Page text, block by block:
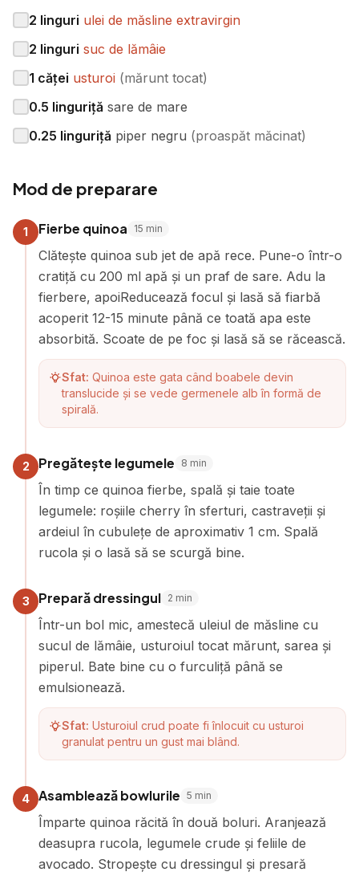
2 linguri ulei de măsline extravirgin
2 linguri suc de lămâie
1 căței usturoi (mărunt tocat)
0.5 linguriță sare de mare
0.25 linguriță piper negru (proaspăt măcinat)
Mod de preparare
1 Fierbe quinoa 15 min
Clătește quinoa sub jet de apă rece. Pune-o într-o
cratiță cu 200 ml apă și un praf de sare. Adu la
fierbere, apoiReducează focul și lasă să fiarbă
acoperit 12-15 minute până ce toată apa este
absorbită. Scoate de pe foc și lasă să se răcească.
Sfat: Quinoa este gata când boabele devin
translucide și se vede germenele alb în formă de
spirală.
2 Pregătește legumele 8 min
În timp ce quinoa fierbe, spală și taie toate
legumele: roșiile cherry în sferturi, castraveții și
ardeiul în cubulețe de aproximativ 1 cm. Spală
rucola și o lasă să se scurgă bine.
3 Prepară dressingul 2 min
Într-un bol mic, amestecă uleiul de măsline cu
sucul de lămâie, usturoiul tocat mărunt, sarea și
piperul. Bate bine cu o furculiță până se
emulsionează.
Sfat: Usturoiul crud poate fi înlocuit cu usturoi
granulat pentru un gust mai blând.
4 Asamblează bowlurile 5 min
Împarte quinoa răcită în două boluri. Aranjează
deasupra rucola, legumele crude și feliile de
avocado. Stropește cu dressingul și presară